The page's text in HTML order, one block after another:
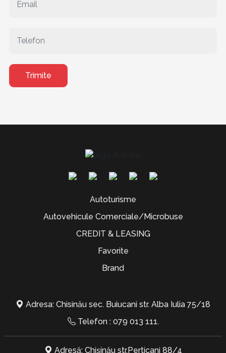
Trimite
Autoturisme
Autovehicule Comerciale/Microbuse
CREDIT & LEASING
Favorite
Brand
Adresa: Chisinău sec. Buiucani str. Alba Iulia 75/18
Telefon : 079 013 111.
Adresă: Chișinău str.Perticani 88/4